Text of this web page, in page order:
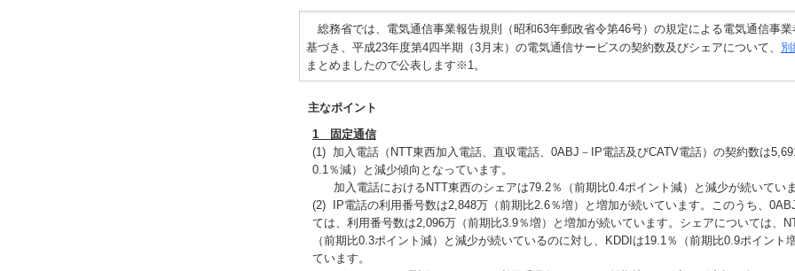
総務省では、電気通信事業報告規則（昭和63年郵政省令第46号）の規定による電気通信事
基づき、平成23年度第4四半期（3月末）の電気通信サービスの契約数及びシェアについて、 別
まとめましたので公表します※1。
主なポイント
1 固定通信
(1) 加入電話（NTT東西加入電話、直収電話、0ABJ－IP電話及びCATV電話）の契約数は
0.1％減）と減少傾向となっています。
加入電話におけるNTT東西のシェアは79.2％（前期比0.4ポイント減）と減少が続いていま
(2) IP電話の利用番号数は2,848万（前期比2.6％増）と増加が続いています。このうち、
ては、利用番号数は2,096万（前期比3.9％増）と増加が続いています。シェアについては、
（前期比0.3ポイント減）と減少が続いているのに対し、KDDIは19.1％（前期比0.9ポイント
ています。